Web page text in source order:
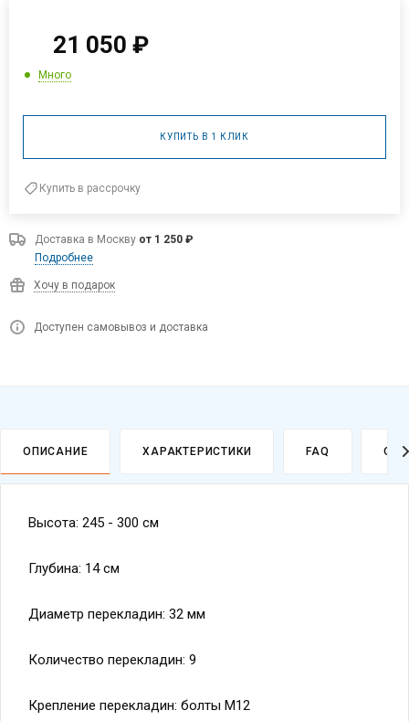
21 050 ₽
Много
КУПИТЬ В 1 КЛИК
Купить в рассрочку
Доставка в Москву от 1 250 ₽
Подробнее
Хочу в подарок
Доступен самовывоз и доставка
ОПИСАНИЕ ХАРАКТЕРИСТИКИ FAQ
Высота: 245 - 300 см
Глубина: 14 см
Диаметр перекладин: 32 мм
Количество перекладин: 9
Крепление перекладин: болты М12